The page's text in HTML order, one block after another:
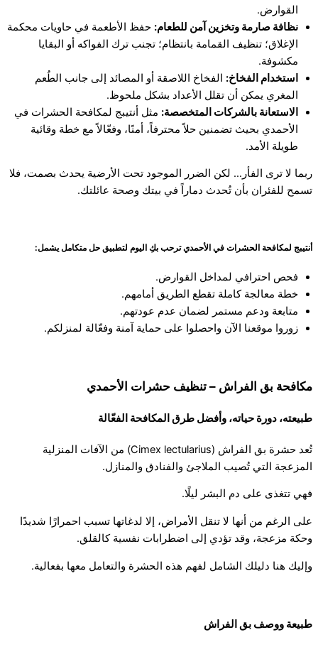
القوارض.
نظافة صارمة وتخزين آمن للطعام: حفظ الأطعمة في حاويات محكمة
الإغلاق؛ تنظيف القمامة بانتظام؛ تجنب ترك الفواكه أو البقايا
مكشوفة.
استخدام الفخاخ: الفخاخ اللاصقة أو المصائد إلى جانب الطُعم
المغري يمكن أن تقلل الأعداد بشكل ملحوظ.
الاستعانة بالشركات المتخصصة: مثل أنتيبج لمكافحة الحشرات في
الأحمدي بحيث تضمنين حلاً محترفاً، أمنًا، وفعّالاً مع خطة وقائية
طويلة الأمد.
ربما لا ترى الفأر… لكن الضرر الموجود تحت الأرضية يحدث بصمت، فلا
تسمح للفئران بأن تُحدث دماراً في بيتك وصحة عائلتك.
أنتيبج لمكافحة الحشرات في الأحمدي ترحب بكِ اليوم لتطبيق حل متكامل يشمل:
فحص احترافي لمداخل القوارض.
خطة معالجة كاملة تقطع الطريق أمامهم.
متابعة ودعم مستمر لضمان عدم عودتهم.
زوروا موقعنا الآن واحصلوا على حماية آمنة وفعّالة لمنزلكم.
مكافحة بق الفراش – تنظيف حشرات الأحمدي
طبيعته، دورة حياته، وأفضل طرق المكافحة الفعّالة
تُعد حشرة بق الفراش (Cimex lectularius) من الآفات المنزلية
المزعجة التي تُصيب الملاجئ والفنادق والمنازل.
فهي تتغذى على دم البشر ليلًا.
على الرغم من أنها لا تنقل الأمراض، إلا لدغاتها تسبب احمرارًا شديدًا
وحكة مزعجة، وقد تؤدي إلى اضطرابات نفسية كالقلق.
وإليك هنا دليلك الشامل لفهم هذه الحشرة والتعامل معها بفعالية.
طبيعة ووصف بق الفراش